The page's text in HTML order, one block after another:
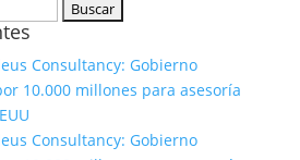
Consultancy: Gobierno
10.000 millones para asesoría
Consultancy: Gobierno